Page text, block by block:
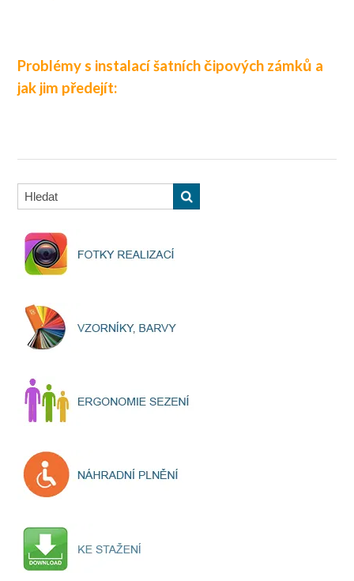
Problémy s instalací šatních čipových zámků a
jak jim předejít: